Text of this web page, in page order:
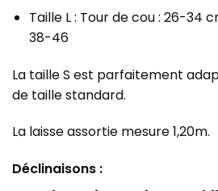
Taille L : Tour de cou : 26-34
38-46
La taille S est parfaitement
de taille standard.
La laisse assortie mesure 1,20m.
Déclinaisons :